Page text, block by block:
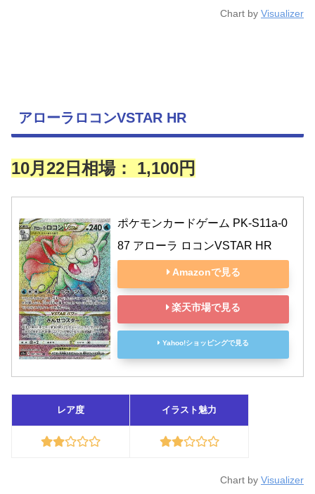
Chart by Visualizer
アローラロコンVSTAR HR
10月22日相場： 1,100円
ポケモンカードゲーム PK-S11a-0
87 アローラ ロコンVSTAR HR
Amazonで見る
楽天市場で見る
Yahoo!ショッピングで見る
レア度 イラスト魅力
Chart by Visualizer